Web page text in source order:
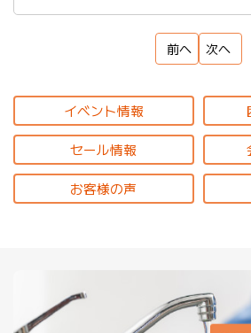
前へ 次へ
イベント情報
セール情報
お客様の声